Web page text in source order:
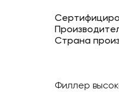
Страна
Филлер